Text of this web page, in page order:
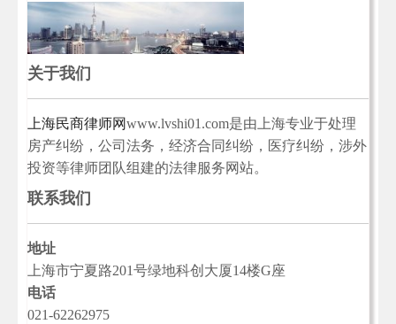
关于我们
上海民商律师网www.lvshi01.com是由上海专业于处理
房产纠纷，公司法务，经济合同纠纷，医疗纠纷，涉外
投资等律师团队组建的法律服务网站。
联系我们
地址
上海市宁夏路201号绿地科创大厦14楼G座
电话
021-62262975